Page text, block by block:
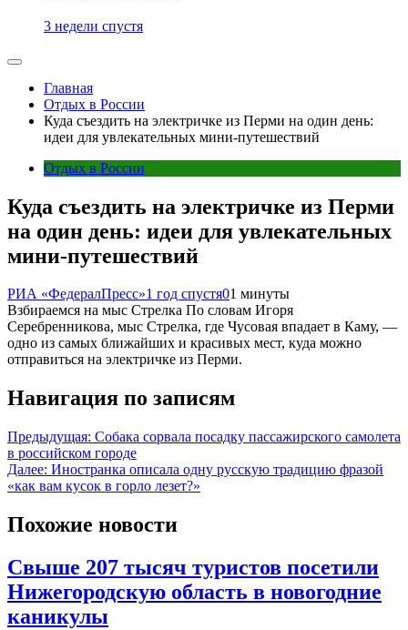
3 недели спустя
Главная
Отдых в России
Куда съездить на электричке из Перми на один день:
идеи для увлекательных мини-путешествий
Отдых в России
Куда съездить на электричке из Перми
на один день: идеи для увлекательных
мини-путешествий
РИА «ФедералПресс»1 год спустя01 минуты
Взбираемся на мыс Стрелка По словам Игоря
Серебренникова, мыс Стрелка, где Чусовая впадает в Каму, —
одно из самых ближайших и красивых мест, куда можно
отправиться на электричке из Перми.
Навигация по записям
Предыдущая: Собака сорвала посадку пассажирского самолета
в российском городе
Далее: Иностранка описала одну русскую традицию фразой
«как вам кусок в горло лезет?»
Похожие новости
Свыше 207 тысяч туристов посетили
Нижегородскую область в новогодние
каникулы